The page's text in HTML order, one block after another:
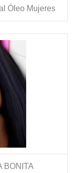
Óleo Mujeres
BONITA